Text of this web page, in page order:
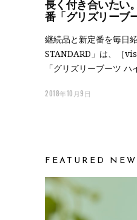
長く付き合いたい
番「グリズリーブ
継続品と新定番を毎日
STANDARD」は、［
「グリズリーブーツ ハ
2018年10月9日
FEATURED